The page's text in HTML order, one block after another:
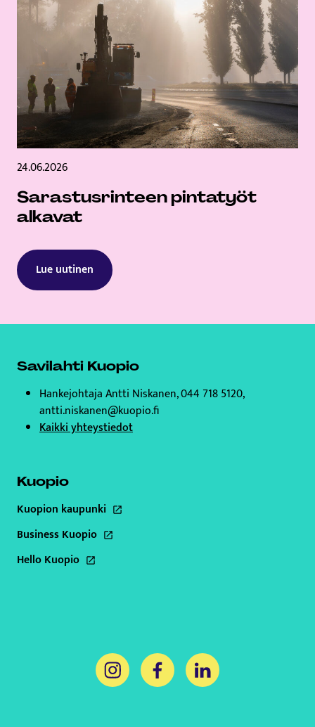
24.06.2026
Sarastusrinteen pintatyöt
alkavat
Lue uutinen
Savilahti Kuopio
Hankejohtaja Antti Niskanen, 044 718 5120,
antti.niskanen@kuopio.fi
Kaikki yhteystiedot
Kuopio
Kuopion kaupunki
Tämä linkki aukeaa uuteen välilehteen
Business Kuopio
Tämä linkki aukeaa uuteen välilehteen
Hello Kuopio
Tämä linkki aukeaa uuteen välilehteen
Tämä linkki aukeaa uuteen välilehteen
Tämä linkki aukeaa uuteen
Tämä linkki aukeaa